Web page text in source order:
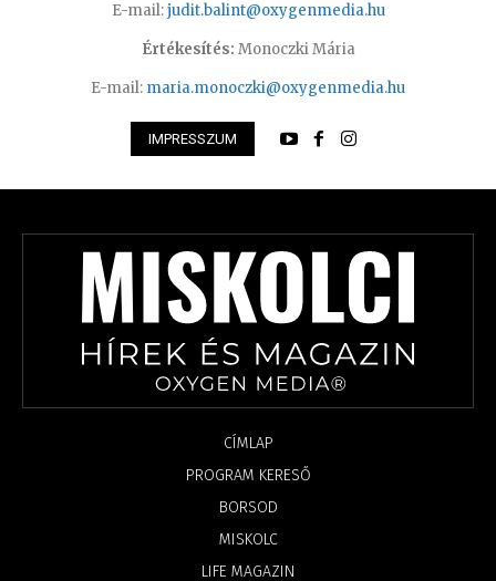
E-mail:judit.balint@oxygenmedia.hu
Értékesítés: Monoczki Mária
E-mail: maria.monoczki@oxygenmedia.hu
IMPRESSZUM
CÍMLAP
PROGRAM KERESŐ
BORSOD
MISKOLC
LIFE MAGAZIN